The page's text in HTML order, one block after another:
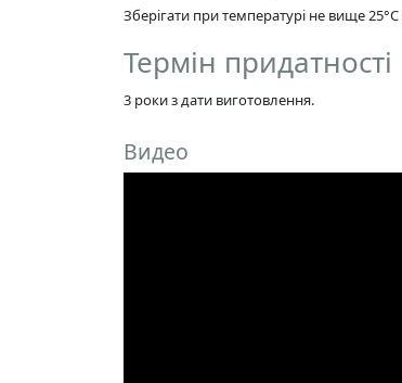
Зберігати при температурі не вище
Термін придатності
3 роки з дати виготовлення.
Видео